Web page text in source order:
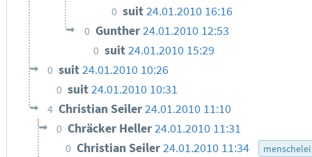
0 suit24.01.2010 16:16
0 Gunther24.01.2010 12:53
0 suit24.01.2010 15:29
0 suit24.01.2010 10:26
0 suit24.01.2010 10:31
4 Christian Seiler24.01.2010 11:10
0 Chräcker Heller24.01.2010 11:31
0 Christian Seiler24.01.2010 11:34 menschelei